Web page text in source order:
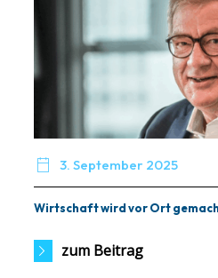
 3. September 2025
Wirtschaft wird vor Ort
zum Beitrag